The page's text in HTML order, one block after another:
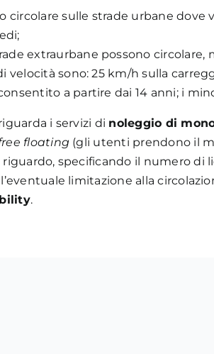
circolare sulle strade urbane
extraurbane possono
velocità sono: 25 km/h sulla
a partire dai 14 anni; i
i servizi di noleggio di
floating (gli utenti prendono il
riguardo, specificando il numero di
limitazione alla
.